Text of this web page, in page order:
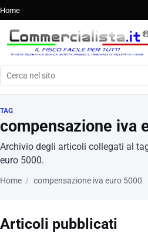
Home
Cerca nel sito
TAG
compensazione iva
Archivio degli articoli collegati al
euro 5000.
Home compensazione iva euro 5000
Articoli pubblicati